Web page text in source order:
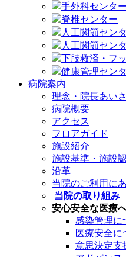
手外科センター
脊椎センター
人工関節セン
人工関節セン
下肢救済・フ
健康管理セン
病院案内
理念・院長あい
病院概要
アクセス
フロアガイド
施設紹介
施設基準・施設
沿革
当院のご利用に
当院の取り組み
安心安全な医療
感染管理に
医療安全に
意思決定支